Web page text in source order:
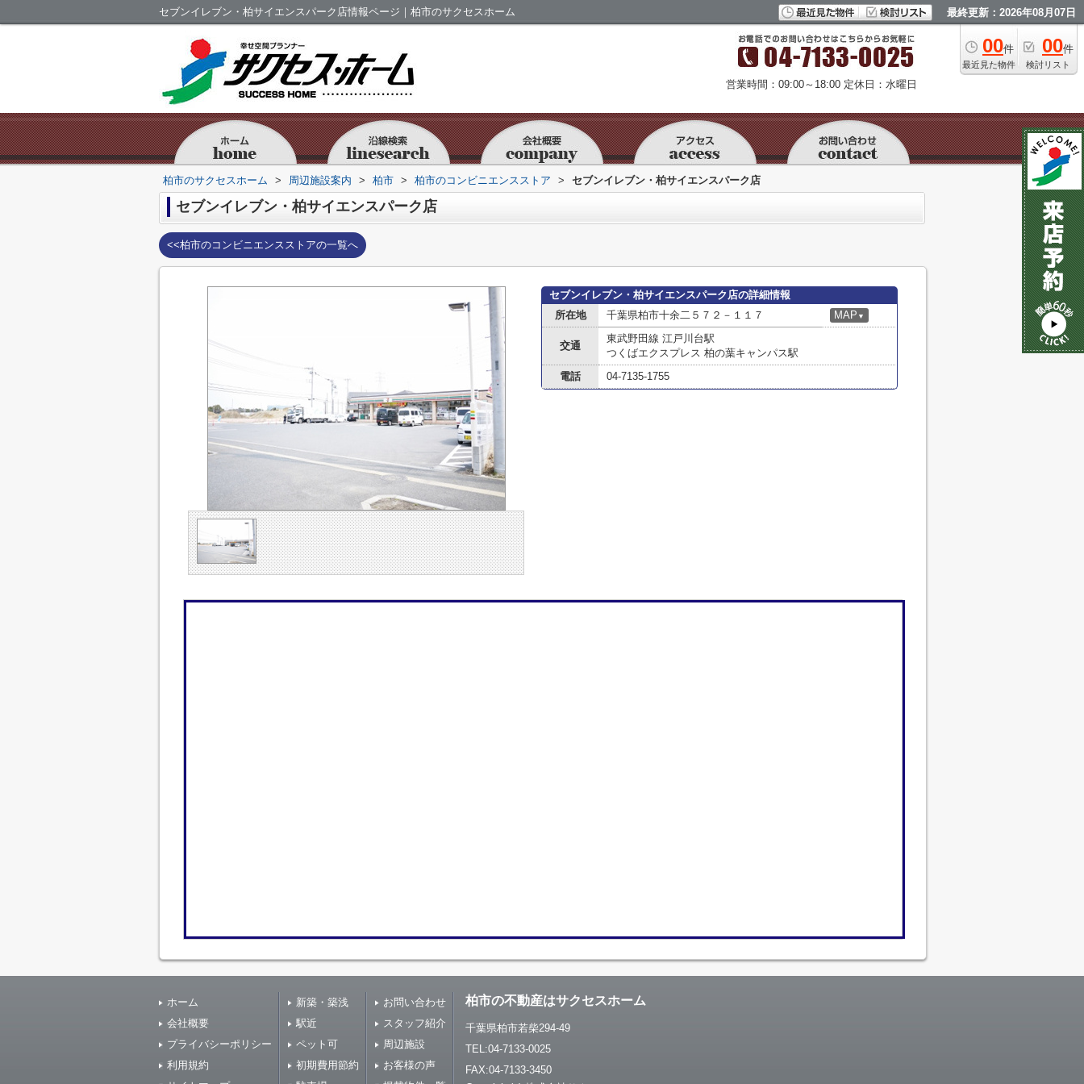
セブンイレブン・柏サイエンスパーク店情報ページ｜柏市のサクセスホーム 最終更新：2026年08月07日
00件
最近見た物件
00件
検討リスト
営業時間：09:00～18:00 定休日：水曜日
柏市のサクセスホーム > 周辺施設案内 > 柏市 > 柏市のコンビニエンスストア > セブンイレブン・柏サイエンスパーク店
セブンイレブン・柏サイエンスパーク店
<<柏市のコンビニエンスストアの一覧へ
セブンイレブン・柏サイエンスパーク店の詳細情報
所在地
千葉県柏市十余二５７２－１１７ MAP ▼
交通
東武野田線 江戸川台駅
つくばエクスプレス 柏の葉キャンパス駅
電話
04-7135-1755
ホーム
会社概要
プライバシーポリシー
利用規約
新築・築浅
駅近
ペット可
初期費用節約
お問い合わせ
スタッフ紹介
周辺施設
お客様の声
柏市の不動産はサクセスホーム
千葉県柏市若柴294-49
TEL:04-7133-0025
FAX:04-7133-3450